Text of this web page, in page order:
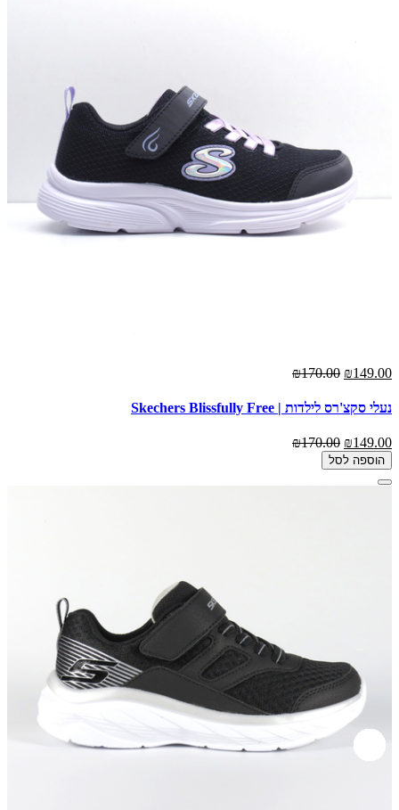
₪149.00
₪170.00
נעלי סקצ'רס לילדות | Skechers Blissfully Free
₪149.00
₪170.00
הוספה לסל